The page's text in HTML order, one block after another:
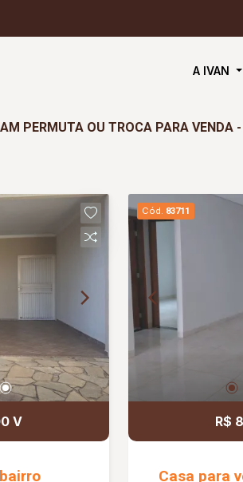
A IVAN
PERMUTA OU TROCA PARA VENDA
V
Cód. 83711
R$
Casa para